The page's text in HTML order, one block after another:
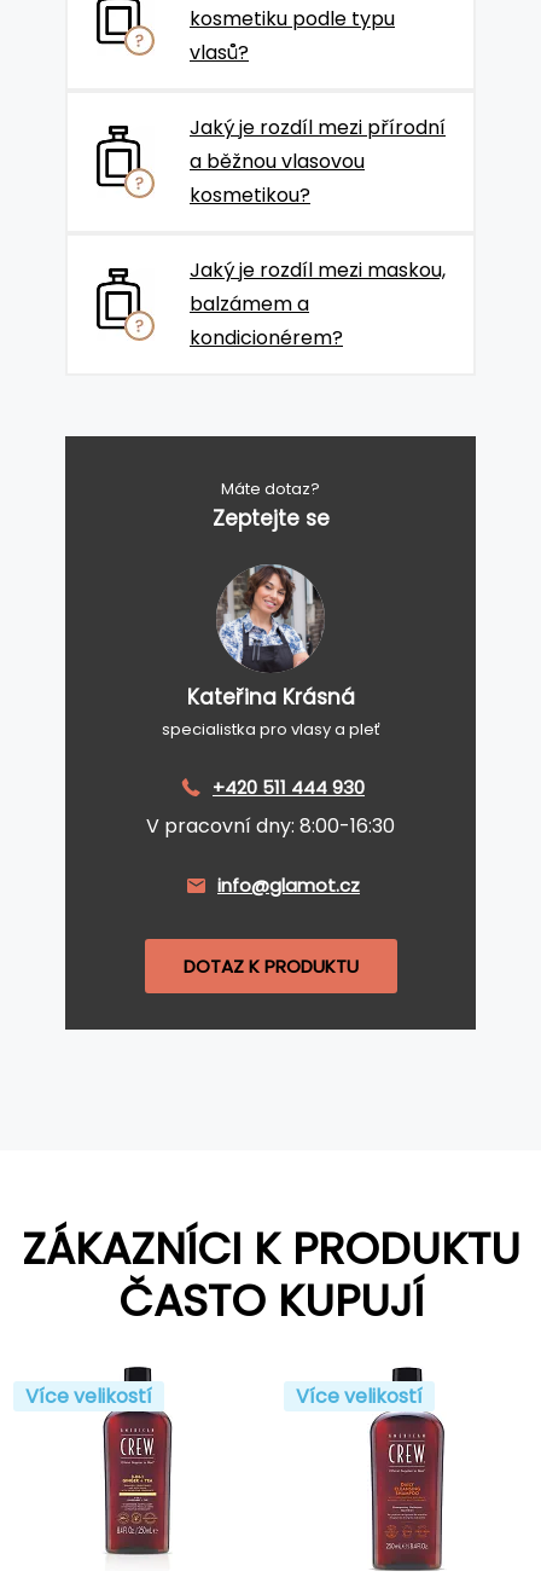
kosmetiku podle typu
vlasů?
Jaký je rozdíl mezi přírodní
a běžnou vlasovou
kosmetikou?
Jaký je rozdíl mezi maskou,
balzámem a
kondicionérem?
Máte dotaz?
Zeptejte se
Kateřina Krásná
specialistka pro vlasy a pleť
+420 511 444 930
V pracovní dny: 8:00-16:30
info@glamot.cz
DOTAZ K PRODUKTU
ZÁKAZNÍCI K PRODUKTU
ČASTO KUPUJÍ
Více velikostí Více velikostí